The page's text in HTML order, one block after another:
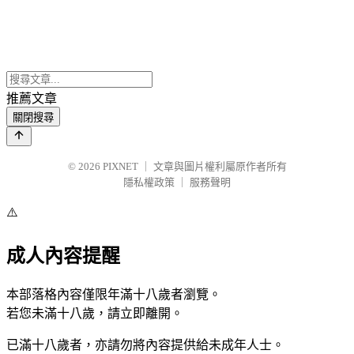
推薦文章
關閉搜尋
© 2026 PIXNET
文章與圖片權利屬原作者所有
隱私權政策
服務聲明
⚠️
成人內容提醒
本部落格內容僅限年滿十八歲者瀏覽。
若您未滿十八歲，請立即離開。
已滿十八歲者，亦請勿將內容提供給未成年人士。